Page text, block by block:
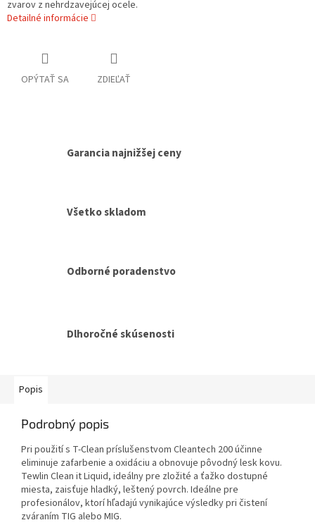
zvarov z nehrdzavejúcej ocele.
Detailné informácie
OPÝTAŤ SA ZDIEĽAŤ
Garancia najnižšej ceny
Všetko skladom
Odborné poradenstvo
Dlhoročné skúsenosti
Popis
Podrobný popis
Pri použití s T-Clean príslušenstvom Cleantech 200 účinne
eliminuje zafarbenie a oxidáciu a obnovuje pôvodný lesk kovu.
Tewlin Clean it Liquid, ideálny pre zložité a ťažko dostupné
miesta, zaisťuje hladký, leštený povrch. Ideálne pre
profesionálov, ktorí hľadajú vynikajúce výsledky pri čistení
zváraním TIG alebo MIG.